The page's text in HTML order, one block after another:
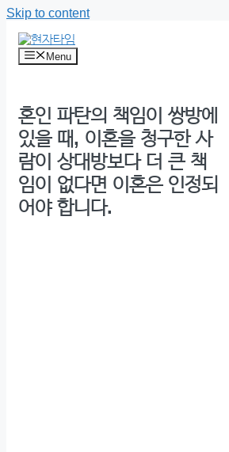
Skip to content
Menu
혼인 파탄의 책임이 쌍방에
있을 때, 이혼을 청구한 사
람이 상대방보다 더 큰 책
임이 없다면 이혼은 인정되
어야 합니다.